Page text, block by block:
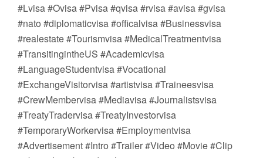
#Lvisa #Ovisa #Pvisa #qvisa #rvisa #avisa #gvisa
#nato #diplomaticvisa #officalvisa #Businessvisa
#realestate #Tourismvisa #MedicalTreatmentvisa
#TransitingintheUS #Academicvisa
#LanguageStudentvisa #Vocational
#ExchangeVisitorvisa #artistvisa #Traineesvisa
#CrewMembervisa #Mediavisa #Journalistsvisa
#TreatyTradervisa #TreatyInvestorvisa
#TemporaryWorkervisa #Employmentvisa
#Advertisement #Intro #Trailer #Video #Movie #Clip